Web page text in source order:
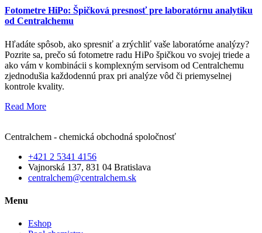
Fotometre HiPo: Špičková presnosť pre laboratórnu analytiku
od Centralchemu
Hľadáte spôsob, ako spresniť a zrýchliť vaše laboratórne analýzy?
Pozrite sa, prečo sú fotometre radu HiPo špičkou vo svojej triede a
ako vám v kombinácii s komplexným servisom od Centralchemu
zjednodušia každodennú prax pri analýze vôd či priemyselnej
kontrole kvality.
Read More
Centralchem - chemická obchodná spoločnosť
+421 2 5341 4156
Vajnorská 137, 831 04 Bratislava
centralchem@centralchem.sk
Menu
Eshop